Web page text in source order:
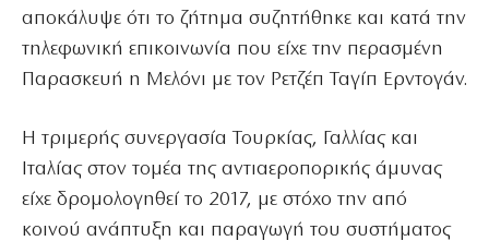
αποκάλυψε ότι το ζήτημα συζητήθηκε και κατά την
τηλεφωνική επικοινωνία που είχε την περασμένη
Παρασκευή η Μελόνι με τον Ρετζέπ Ταγίπ Ερντογάν.
Η τριμερής συνεργασία Τουρκίας, Γαλλίας και
Ιταλίας στον τομέα της αντιαεροπορικής άμυνας
είχε δρομολογηθεί το 2017, με στόχο την από
κοινού ανάπτυξη και παραγωγή του συστήματος